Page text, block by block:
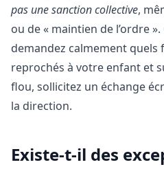
pas une sanction collective,
ou de « maintien de l’ordre
demandez calmement quels
reprochés à votre enfant et
flou, sollicitez un échange
la direction.
Existe-t-il des